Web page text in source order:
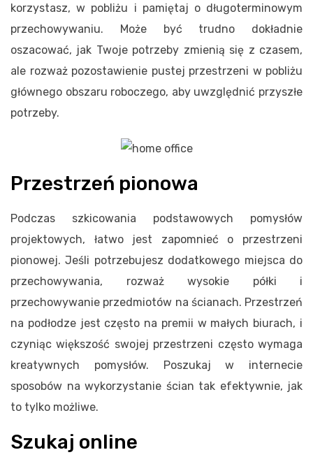
korzystasz, w pobliżu i pamiętaj o długoterminowym
przechowywaniu. Może być trudno dokładnie
oszacować, jak Twoje potrzeby zmienią się z czasem,
ale rozważ pozostawienie pustej przestrzeni w pobliżu
głównego obszaru roboczego, aby uwzględnić przyszłe
potrzeby.
Przestrzeń pionowa
Podczas szkicowania podstawowych pomysłów
projektowych, łatwo jest zapomnieć o przestrzeni
pionowej. Jeśli potrzebujesz dodatkowego miejsca do
przechowywania, rozważ wysokie półki i
przechowywanie przedmiotów na ścianach. Przestrzeń
na podłodze jest często na premii w małych biurach, i
czyniąc większość swojej przestrzeni często wymaga
kreatywnych pomysłów. Poszukaj w internecie
sposobów na wykorzystanie ścian tak efektywnie, jak
to tylko możliwe.
Szukaj online